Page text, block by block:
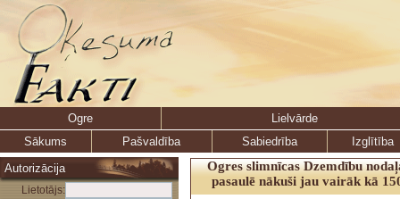
Ogre
Lielvārde
Sākums
Pašvaldība Sabiedrība
Izglītība
Autorizācija
Lietotājs:
Ogres slimnīcas Dzemdību
pasaulē nākuši jau vairāk kā